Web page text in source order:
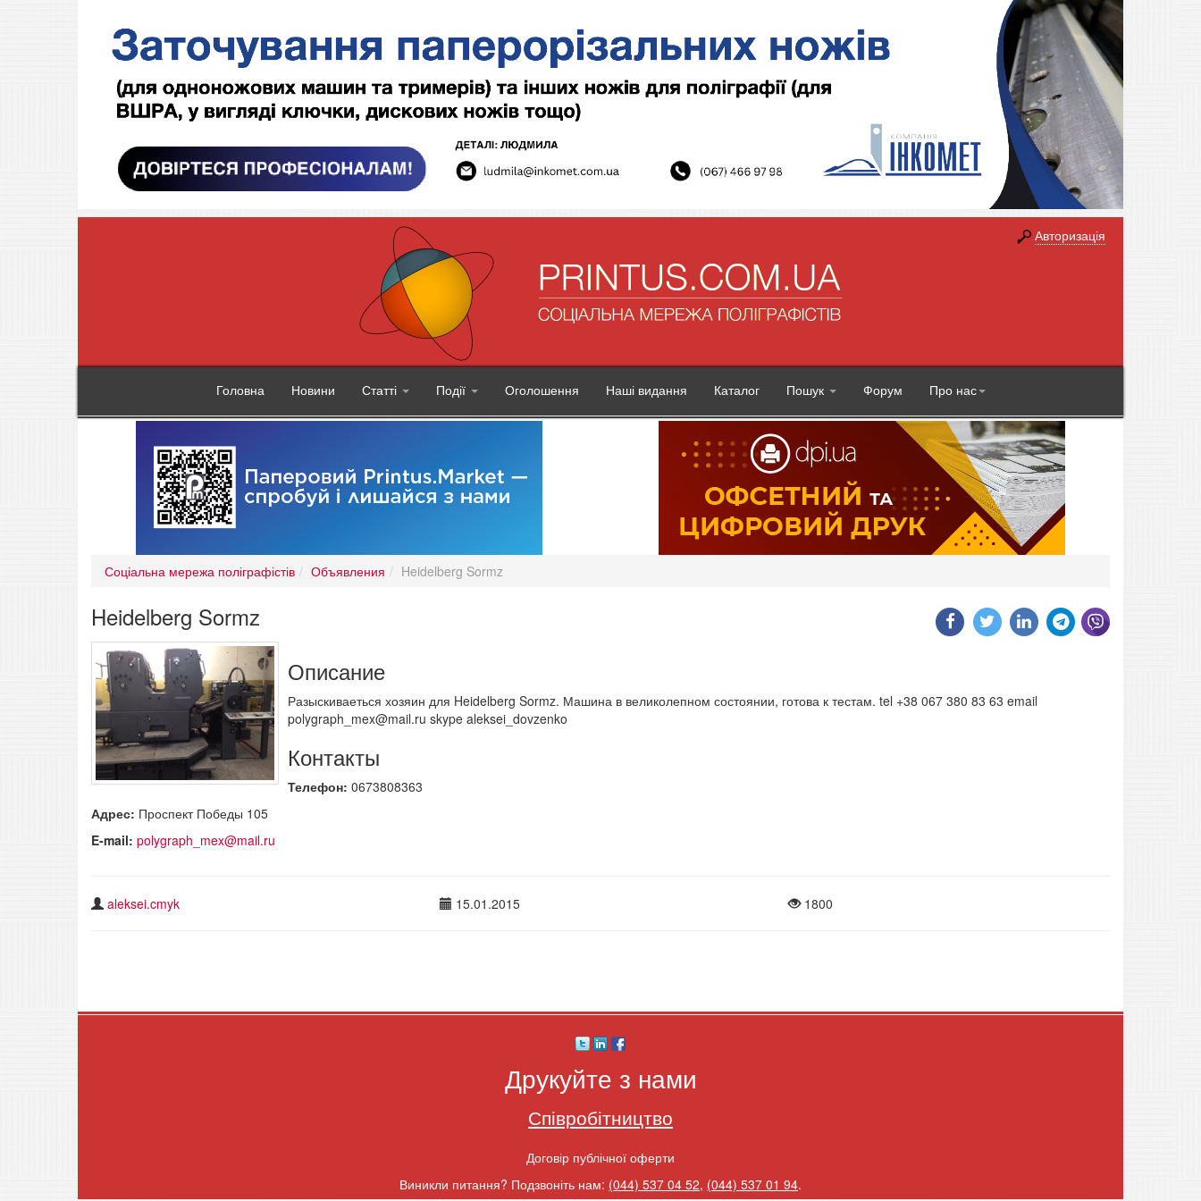
Авторизація
Головна Новини Статті Події Оголошення Наші видання Каталог Пошук Форум Про нас
Соціальна мережа поліграфістів Объявления Heidelberg Sormz
Heidelberg Sormz
Описание
Разыскиваеться хозяин для Heidelberg Sormz. Машина в великолепном состоянии, готова к тестам. tel +38 067 380 83 63 email
polygraph_mex@mail.ru skype aleksei_dovzenko
Контакты
Телефон: 0673808363
Адрес: Проспект Победы 105
E-mail: polygraph_mex@mail.ru
aleksei.cmyk 15.01.2015 1800
Друкуйте з нами
Співробітництво
Договір публічної оферти
Виникли питання? Подзвоніть нам: (044) 537 04 52, (044) 537 01 94.